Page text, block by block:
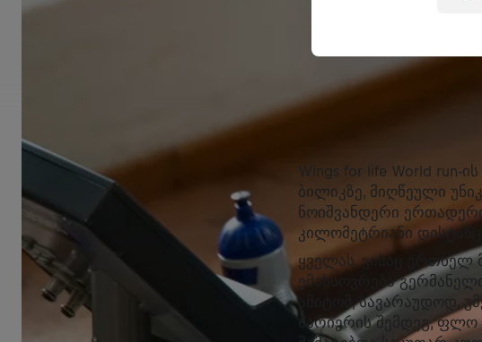
Wings for life World run-
ბილიკზე, მიღწეული
ნოიშვანდერი
კილომეტრიანი
ყველას, ვისაც ერთხელ
ემახსოვრება
ამიტომ, სავარაუდოდ,
ბარიერის შემდეგ,